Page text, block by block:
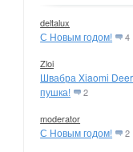
deltalux
С Новым годом! 4
Zloi
Швабра Xiaomi
пушка!
2
moderator
С Новым годом! 2